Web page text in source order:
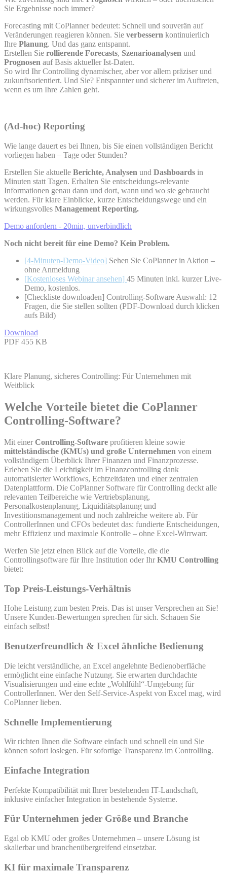
Sie Ergebnisse noch immer?
Forecasting mit CoPlanner bedeutet: Schnell und souverän auf
Veränderungen reagieren können. Sie verbessern kontinuierlich
Ihre Planung. Und das ganz entspannt.
Erstellen Sie rollierende Forecasts, Szenarioanalysen und
Prognosen auf Basis aktueller Ist-Daten.
So wird Ihr Controlling dynamischer, aber vor allem präziser und
zukunftsorientiert. Und Sie? Entspannter und sicherer im Auftreten,
wenn es um Ihre Zahlen geht.
(Ad-hoc) Reporting
Wie lange dauert es bei Ihnen, bis Sie einen vollständigen Bericht
vorliegen haben – Tage oder Stunden?
Erstellen Sie aktuelle Berichte, Analysen und Dashboards in
Minuten statt Tagen. Erhalten Sie entscheidungs-relevante
Informationen genau dann und dort, wann und wo sie gebraucht
werden. Für klare Einblicke, kurze Entscheidungswege und ein
wirkungsvolles Management Reporting.
Demo anfordern - 20min, unverbindlich
Noch nicht bereit für eine Demo? Kein Problem.
[4-Minuten-Demo-Video] Sehen Sie CoPlanner in Aktion –
ohne Anmeldung
[Kostenloses Webinar ansehen] 45 Minuten inkl. kurzer Live-
Demo, kostenlos.
[Checkliste downloaden] Controlling-Software Auswahl: 12
Fragen, die Sie stellen sollten (PDF-Download durch klicken
aufs Bild)
Download
PDF 455 KB
Klare Planung, sicheres Controlling: Für Unternehmen mit
Weitblick
Welche Vorteile bietet die CoPlanner
Controlling-Software?
Mit einerControlling-Software profitieren kleine sowie
mittelständische (KMUs) und große Unternehmen von einem
vollständigem Überblick Ihrer Finanzen und Finanzprozesse.
Erleben Sie die Leichtigkeit im Finanzcontrolling dank
automatisierter Workflows, Echtzeitdaten und einer zentralen
Datenplattform. Die CoPlanner Software für Controlling deckt alle
relevanten Teilbereiche wie Vertriebsplanung,
Personalkostenplanung, Liquiditätsplanung und
Investitionsmanagement und noch zahlreiche weitere ab. Für
ControllerInnen und CFOs bedeutet das: fundierte Entscheidungen,
mehr Effizienz und maximale Kontrolle – ohne Excel-Wirrwarr.
Werfen Sie jetzt einen Blick auf die Vorteile, die die
Controllingsoftware für Ihre Institution oder IhrKMU Controlling
bietet:
Top Preis-Leistungs-Verhältnis
Hohe Leistung zum besten Preis. Das ist unser Versprechen an Sie!
Unsere Kunden-Bewertungen sprechen für sich. Schauen Sie
einfach selbst!
Benutzerfreundlich & Excel ähnliche Bedienung
Die leicht verständliche, an Excel angelehnte Bedienoberfläche
ermöglicht eine einfache Nutzung. Sie erwarten durchdachte
Visualisierungen und eine echte „Wohlfühl“-Umgebung für
ControllerInnen. Wer den Self-Service-Aspekt von Excel mag, wird
CoPlanner lieben.
Schnelle Implementierung
Wir richten Ihnen die Software einfach und schnell ein und Sie
können sofort loslegen. Für sofortige Transparenz im Controlling.
Einfache Integration
Perfekte Kompatibilität mit Ihrer bestehenden IT-Landschaft,
inklusive einfacher Integration in bestehende Systeme.
Für Unternehmen jeder Größe und Branche
Egal ob KMU oder großes Unternehmen – unsere Lösung ist
skalierbar und branchenübergreifend einsetzbar.
KI für maximale Transparenz